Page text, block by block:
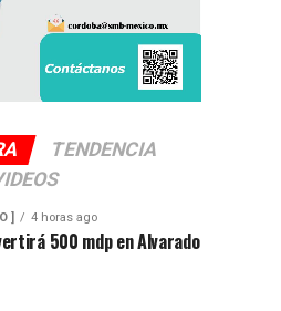
TENDENCIA
] 4 horas ago
500 mdp en Alvarado